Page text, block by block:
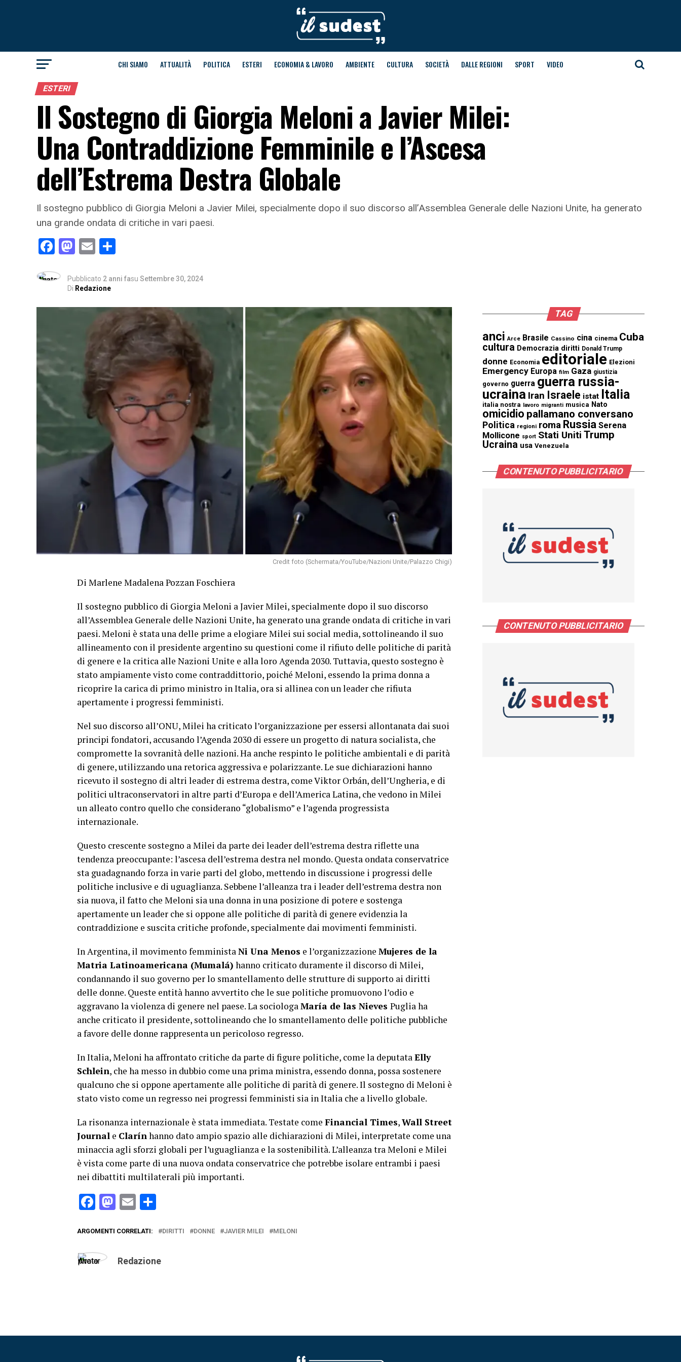
CHI SIAMO ATTUALITÀ POLITICA ESTERI ECONOMIA & LAVORO AMBIENTE CULTURA SOCIETÀ DALLE REGIONI SPORT VIDEO
ESTERI
Il Sostegno di Giorgia Meloni a Javier Milei:
Una Contraddizione Femminile e l’Ascesa
dell’Estrema Destra Globale
Il sostegno pubblico di Giorgia Meloni a Javier Milei, specialmente dopo il suo discorso all’Assemblea Generale delle Nazioni Unite, ha generato
una grande ondata di critiche in vari paesi.
Facebook
Mastodon
Email
Pubblicato 2 anni fasu Settembre 30, 2024
Di Redazione
Credit foto (Schermata/YouTube/Nazioni Unite/Palazzo Chigi)
Di Marlene Madalena Pozzan Foschiera
Il sostegno pubblico di Giorgia Meloni a Javier Milei, specialmente dopo il suo discorso
all’Assemblea Generale delle Nazioni Unite, ha generato una grande ondata di critiche in vari
paesi. Meloni è stata una delle prime a elogiare Milei sui social media, sottolineando il suo
allineamento con il presidente argentino su questioni come il rifiuto delle politiche di parità
di genere e la critica alle Nazioni Unite e alla loro Agenda 2030. Tuttavia, questo sostegno è
stato ampiamente visto come contraddittorio, poiché Meloni, essendo la prima donna a
ricoprire la carica di primo ministro in Italia, ora si allinea con un leader che rifiuta
apertamente i progressi femministi.
Nel suo discorso all’ONU, Milei ha criticato l’organizzazione per essersi allontanata dai suoi
principi fondatori, accusando l’Agenda 2030 di essere un progetto di natura socialista, che
compromette la sovranità delle nazioni. Ha anche respinto le politiche ambientali e di parità
di genere, utilizzando una retorica aggressiva e polarizzante. Le sue dichiarazioni hanno
ricevuto il sostegno di altri leader di estrema destra, come Viktor Orbán, dell’Ungheria, e di
politici ultraconservatori in altre parti d’Europa e dell’America Latina, che vedono in Milei
un alleato contro quello che considerano “globalismo” e l’agenda progressista
internazionale.
Questo crescente sostegno a Milei da parte dei leader dell’estrema destra riflette una
tendenza preoccupante: l’ascesa dell’estrema destra nel mondo. Questa ondata conservatrice
sta guadagnando forza in varie parti del globo, mettendo in discussione i progressi delle
politiche inclusive e di uguaglianza. Sebbene l’alleanza tra i leader dell’estrema destra non
sia nuova, il fatto che Meloni sia una donna in una posizione di potere e sostenga
apertamente un leader che si oppone alle politiche di parità di genere evidenzia la
contraddizione e suscita critiche profonde, specialmente dai movimenti femministi.
In Argentina, il movimento femministaNi Una Menos e l’organizzazione Mujeres de la
Matria Latinoamericana (Mumalá) hanno criticato duramente il discorso di Milei,
condannando il suo governo per lo smantellamento delle strutture di supporto ai diritti
delle donne. Queste entità hanno avvertito che le sue politiche promuovono l’odio e
aggravano la violenza di genere nel paese. La sociologaMaría de las Nieves Puglia ha
anche criticato il presidente, sottolineando che lo smantellamento delle politiche pubbliche
a favore delle donne rappresenta un pericoloso regresso.
In Italia, Meloni ha affrontato critiche da parte di figure politiche, come la deputataElly
Schlein, che ha messo in dubbio come una prima ministra, essendo donna, possa sostenere
qualcuno che si oppone apertamente alle politiche di parità di genere. Il sostegno di Meloni è
stato visto come un regresso nei progressi femministi sia in Italia che a livello globale.
La risonanza internazionale è stata immediata. Testate come Financial Times,Wall Street
Journal e Clarínhanno dato ampio spazio alle dichiarazioni di Milei, interpretate come una
minaccia agli sforzi globali per l’uguaglianza e la sostenibilità. L’alleanza tra Meloni e Milei
è vista come parte di una nuova ondata conservatrice che potrebbe isolare entrambi i paesi
nei dibattiti multilaterali più importanti.
Facebook
Mastodon
Email
ARGOMENTI CORRELATI: DIRITTI DONNE JAVIER MILEI MELONI
Redazione
TAG
anci Arce Brasile Cassino cina cinema Cuba
cultura Democrazia diritti Donald Trump
donne Economia editoriale Elezioni
Emergency Europa film Gaza giustizia
governo guerra guerra russia-
ucraina Iran Israele istat Italia
italia nostra lavoro migranti musica Nato
omicidio pallamano conversano
Politica regioni roma Russia Serena
Mollicone sport Stati Uniti Trump
Ucraina usa Venezuela
CONTENUTO PUBBLICITARIO
CONTENUTO PUBBLICITARIO